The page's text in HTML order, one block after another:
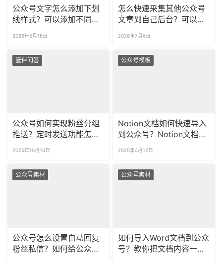
公众号文字怎么添加下划
线样式？可以添加不同的
2026年5月18日
怎么快速采集其他公众号
文章到自己后台？可以一
2026年7月6日
壹伴问答
公众号如何实现粉丝分组
推送？定时发送功能怎样
2025年10月16日
公众号模板
Notion文档如何快速导入
到公众号？Notion文档导
2025年4月12日
公众号素材
公众号怎么设置自动回复
粉丝私信？如何给公众号
公众号素材
如何导入Word文档到公众
号？教你把文档内容一键